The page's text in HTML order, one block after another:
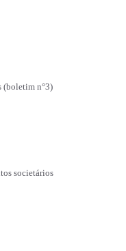
(boletim n°3)
societários